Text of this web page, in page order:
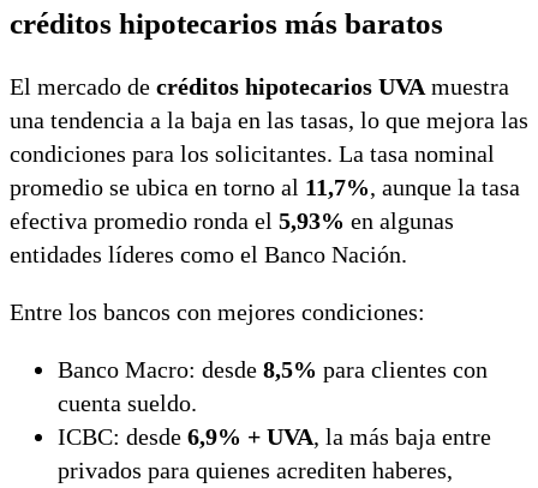
créditos hipotecarios más baratos
El mercado de créditos hipotecarios UVA muestra
una tendencia a la baja en las tasas, lo que mejora las
condiciones para los solicitantes. La tasa nominal
promedio se ubica en torno al 11,7%, aunque la tasa
efectiva promedio ronda el 5,93% en algunas
entidades líderes como el Banco Nación.
Entre los bancos con mejores condiciones:
Banco Macro: desde 8,5% para clientes con
cuenta sueldo.
ICBC: desde 6,9% + UVA, la más baja entre
privados para quienes acrediten haberes,